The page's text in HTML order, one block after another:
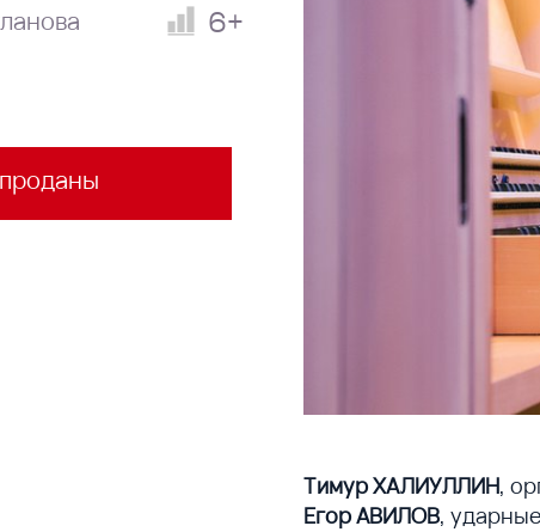
6+
Тимур ХАЛИУЛЛИН,
Егор АВИЛОВ, ударные